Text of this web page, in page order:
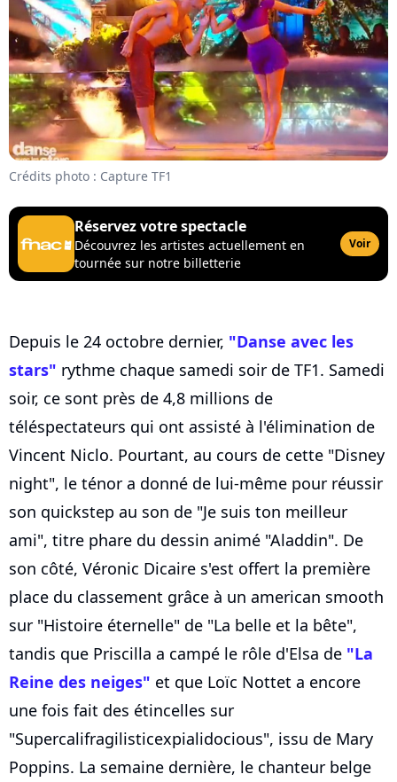
Crédits photo : Capture TF1
Réservez votre spectacle
Découvrez les artistes actuellement en
tournée sur notre billetterie
Voir
Depuis le 24 octobre dernier, "Danse avec les
stars" rythme chaque samedi soir de TF1. Samedi
soir, ce sont près de 4,8 millions de
téléspectateurs qui ont assisté à l'élimination de
Vincent Niclo. Pourtant, au cours de cette "Disney
night", le ténor a donné de lui-même pour réussir
son quickstep au son de "Je suis ton meilleur
ami", titre phare du dessin animé "Aladdin". De
son côté, Véronic Dicaire s'est offert la première
place du classement grâce à un american smooth
sur "Histoire éternelle" de "La belle et la bête",
tandis que Priscilla a campé le rôle d'Elsa de "La
Reine des neiges" et que Loïc Nottet a encore
une fois fait des étincelles sur
"Supercalifragilisticexpialidocious", issu de Mary
Poppins. La semaine dernière, le chanteur belge